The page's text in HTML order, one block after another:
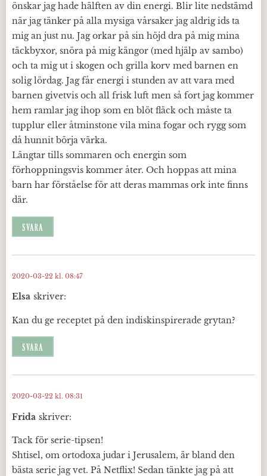
önskar jag hade hälften av din energi. Blir lite nedstämd
när jag tänker på alla mysiga vårsaker jag aldrig ids ta
mig an just nu. Jag orkar på sin höjd dra på mig mina
täckbyxor, snöra på mig kängor (med hjälp av sambo)
och ta mig ut i skogen och grilla korv med barnen en
solig lördag. Jag får energi i stunden av att vara med
barnen givetvis och all frisk luft men så fort jag kommer
hem ramlar jag ihop som en blöt fläck och måste ta
tupplur eller åtminstone vila mina fogar och rygg som
då hunnit börja värka.
Längtar tills sommaren och energin som
förhoppningsvis kommer åter. Och hoppas att mina
barn har förståelse för att deras mammas ork inte finns
där.
SVARA
Elsa skriver:
2020-03-22 kl. 08:47
Kan du ge receptet på den indiskinspirerade grytan?
SVARA
Frida skriver:
2020-03-22 kl. 08:31
Tack för serie-tipsen!
Shtisel, om ortodoxa judar i Jerusalem, är bland den
bästa serie jag vet. På Netflix! Sedan tänkte jag på att